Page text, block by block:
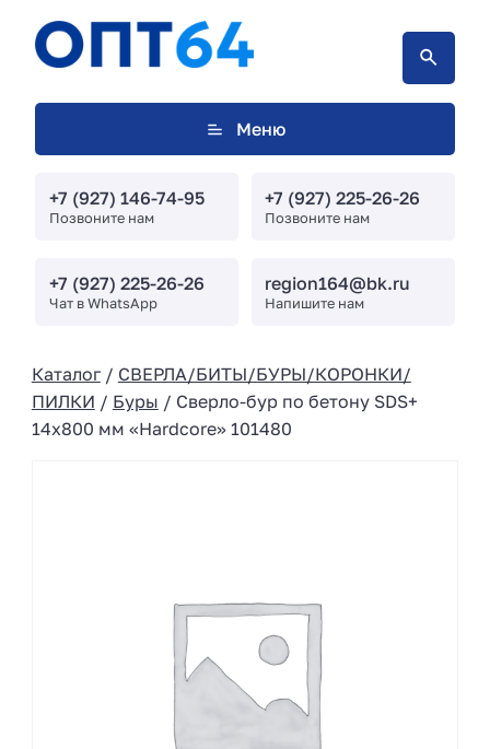
Меню
+7 (927) 146-74-95
Позвоните нам
+7 (927) 225-26-26
Позвоните нам
+7 (927) 225-26-26
Чат в WhatsApp
region164@bk.ru
Напишите нам
Каталог/ СВЕРЛА/БИТЫ/БУРЫ/КОРОНКИ/
ПИЛКИ / Буры / Сверло-бур по бетону SDS+
14х800 мм «Hardcore» 101480